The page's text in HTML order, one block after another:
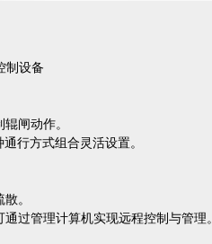
制设备
闸动作。
行方式组合灵活设置。
。
过管理计算机实现远程控制与管理。